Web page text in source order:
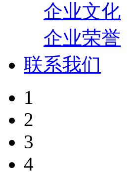
企业文化
企业荣誉
联系我们
1
2
3
4